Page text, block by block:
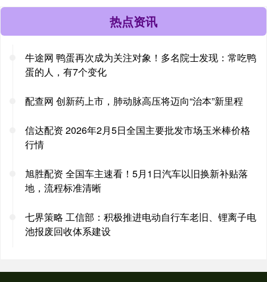
热点资讯
牛途网 鸭蛋再次成为关注对象！多名院士发现：常吃鸭
蛋的人，有7个变化
配查网 创新药上市，肺动脉高压将迈向“治本”新里程
信达配资 2026年2月5日全国主要批发市场玉米棒价格
行情
旭胜配资 全国车主速看！5月1日汽车以旧换新补贴落
地，流程标准清晰
七界策略 工信部：积极推进电动自行车老旧、锂离子电
池报废回收体系建设